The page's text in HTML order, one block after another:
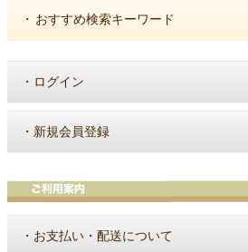
・ おすすめ検索キーワード
・ ログイン
・ 新規会員登録
・ お支払い・配送について